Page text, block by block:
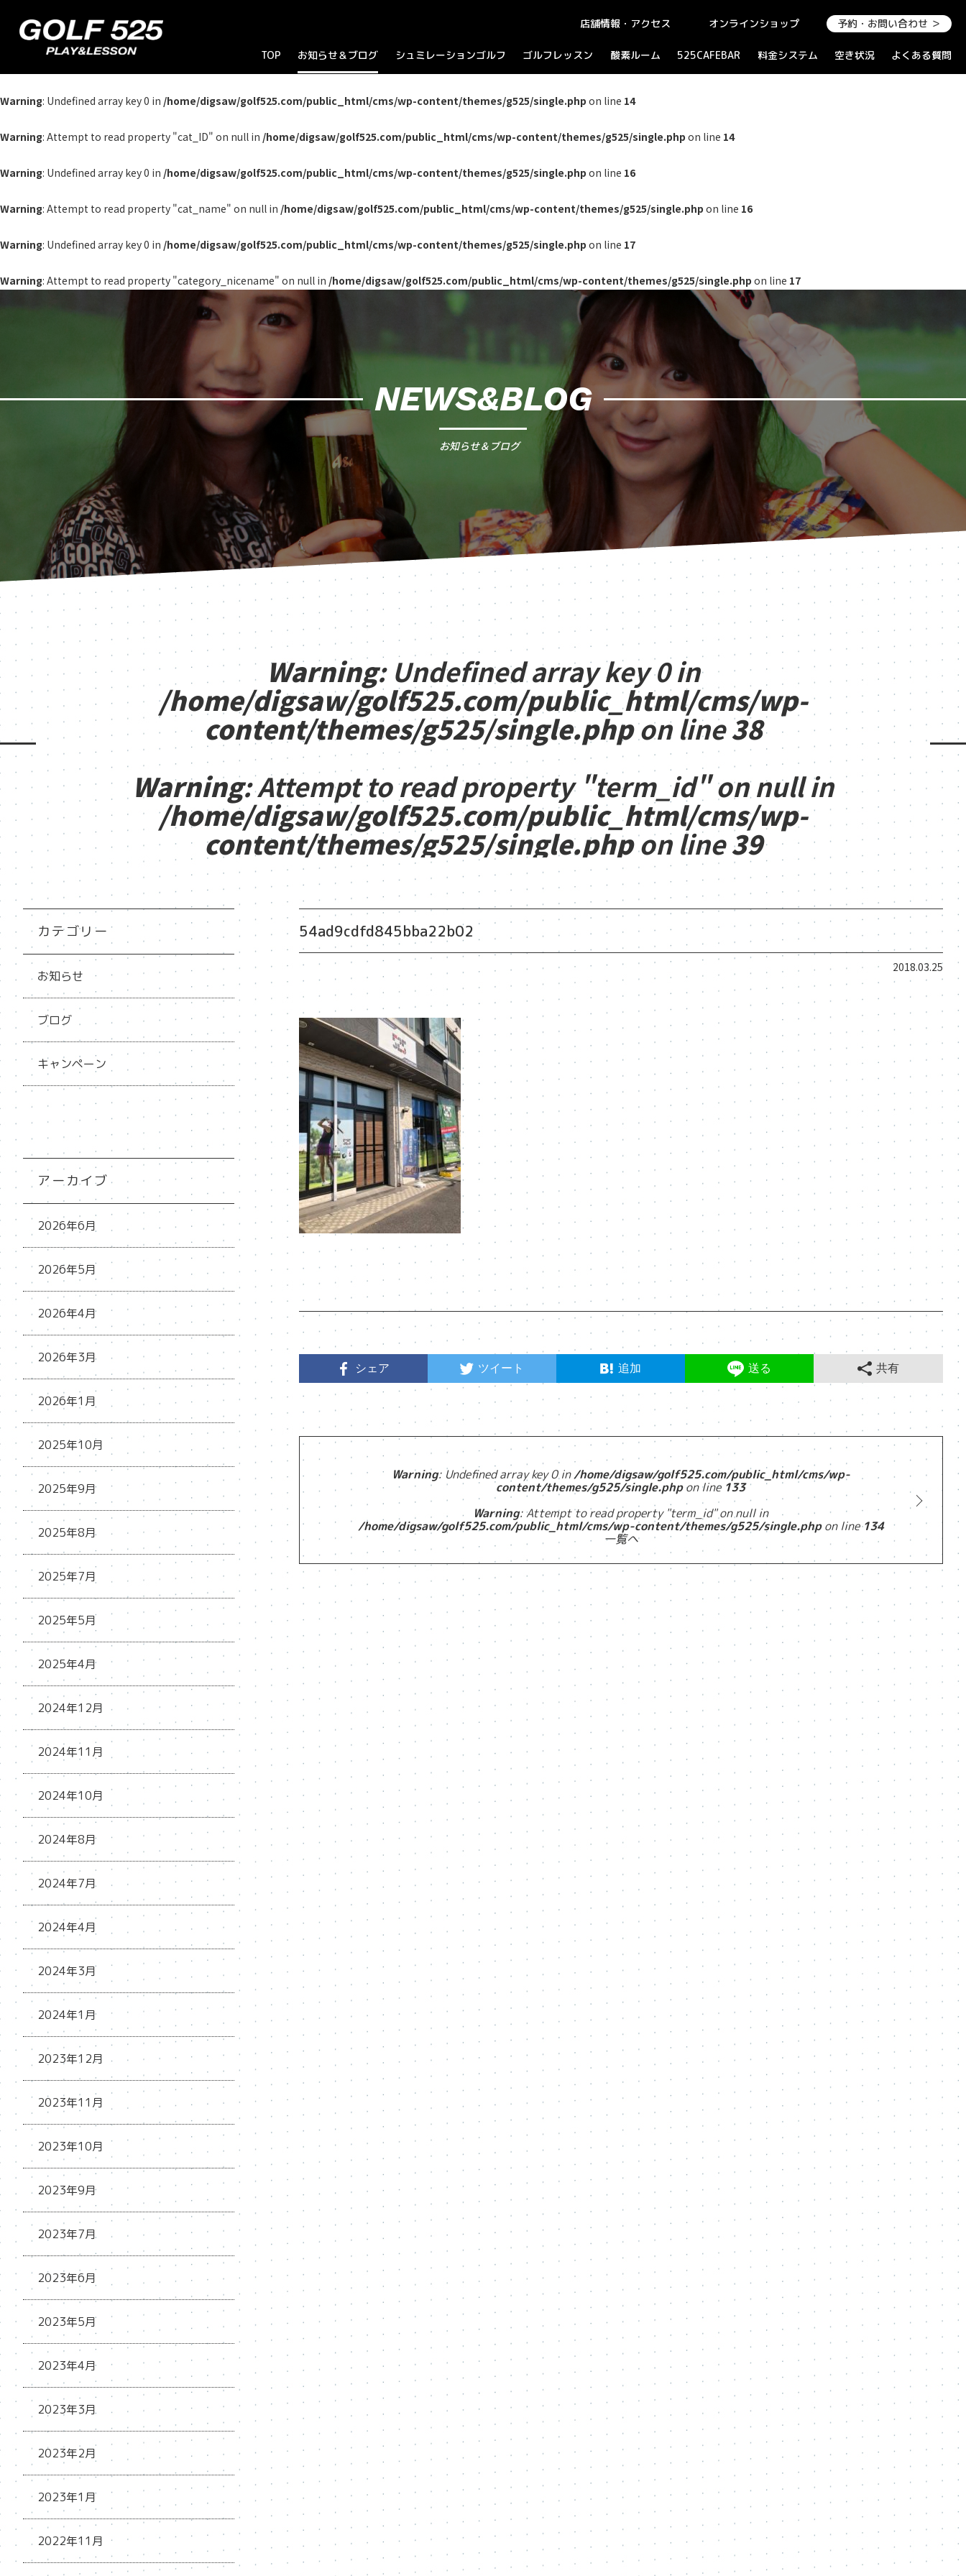
店舗情報・アクセス オンラインショップ 予約・お問い合わせ ＞
TOP お知らせ＆ブログ
キャンペーン
シュミレーションゴルフ ゴルフレッスン 酸素ルーム 525CAFEBAR 料金システム 空き状況 よくある質問
Warning: Undefined array key 0 in /home/digsaw/golf525.com/public_html/cms/wp-content/themes/g525/single.php on line 14
Warning: Attempt to read property "cat_ID" on null in /home/digsaw/golf525.com/public_html/cms/wp-content/themes/g525/single.php on line 14
Warning: Undefined array key 0 in /home/digsaw/golf525.com/public_html/cms/wp-content/themes/g525/single.php on line 16
Warning: Attempt to read property "cat_name" on null in /home/digsaw/golf525.com/public_html/cms/wp-content/themes/g525/single.php on line 16
Warning: Undefined array key 0 in /home/digsaw/golf525.com/public_html/cms/wp-content/themes/g525/single.php on line 17
Warning: Attempt to read property "category_nicename" on null in /home/digsaw/golf525.com/public_html/cms/wp-content/themes/g525/single.php on line 17
NEWS&BLOG
お知らせ＆ブログ
Warning: Undefined array key 0 in
/home/digsaw/golf525.com/public_html/cms/wp-
content/themes/g525/single.phpon line38
Warning: Attempt to read property "term_id" on null in
/home/digsaw/golf525.com/public_html/cms/wp-
content/themes/g525/single.phpon line39
カテゴリー
お知らせ
ブログ
キャンペーン
アーカイブ
2026年6月
2026年5月
2026年4月
2026年3月
2026年1月
2025年10月
2025年9月
2025年8月
2025年7月
2025年5月
2025年4月
2024年12月
2024年11月
2024年10月
2024年8月
2024年7月
2024年4月
2024年3月
2024年1月
2023年12月
2023年11月
2023年10月
2023年9月
2023年7月
2023年6月
2023年5月
2023年4月
2023年3月
2023年2月
2023年1月
2022年11月
54ad9cdfd845bba22b02
2018.03.25
シェア ツイート 追加 送る 共有
Warning: Undefined array key 0 in/home/digsaw/golf525.com/public_html/cms/wp-
content/themes/g525/single.phpon line 133
Warning: Attempt to read property "term_id" on null in
/home/digsaw/golf525.com/public_html/cms/wp-content/themes/g525/single.phpon line134
一覧へ